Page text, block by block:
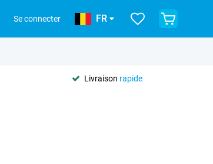
Se connecter FR
Livraison rapide